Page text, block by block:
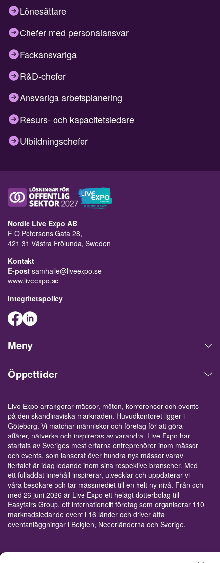
Lönesättare
Chefer med personalansvar
Fackansvariga
R&D-chefer
Ansvariga arbetsplanering
Resurs- och kapacitetsledare
Utbildningschefer
Nordic Live Expo AB
F O Petersons Gata 28,
421 31 Västra Frölunda, Sweden
Kontakt
E-post samhalle@liveexpo.se
www.liveexpo.se
Integritetspolicy
Meny
Öppettider
Live Expo arrangerar mässor, möten, konferenser och events
på den skandinaviska marknaden. Huvudkontoret ligger i
Göteborg. Vi matchar människor och företag för att göra
affärer, nätverka och inspireras av varandra. Live Expo har
startats av Sveriges mest erfarna entreprenörer inom mässor
och events, som lanserat över hundra nya mässor varav
flertalet är idag ledande inom sina respektive branscher. Med
ett fulladdat innehåll inspirerar, utvecklar och uppdaterar vi
våra besökare och tar mässmediet till en helt ny nivå. Från och
med 26 juni 2026 är Live Expo ett helägt dotterbolag till
Easyfairs Group, ett internationellt företag som organiserar 110
marknadsledande event i 16 länder och driver åtta
eventanläggningar i Belgien, Nederländerna och Sverige.